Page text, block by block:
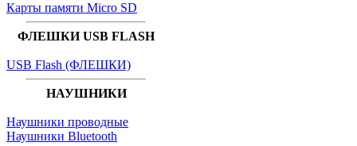
Карты памяти Micro SD
ФЛЕШКИ USB FLASH
USB Flash (ФЛЕШКИ)
НАУШНИКИ
Наушники проводные
Наушники Bluetooth